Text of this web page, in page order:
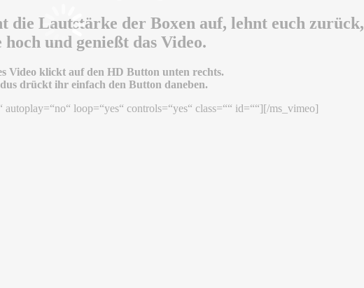
die Lautstärke der Boxen auf, lehnt euch zurück,
und genießt das Video.
Video klickt auf den HD Button unten rechts.
drückt ihr einfach den Button daneben.
loop=“yes“ controls=“yes“ class=““ id=““][/ms_vimeo]